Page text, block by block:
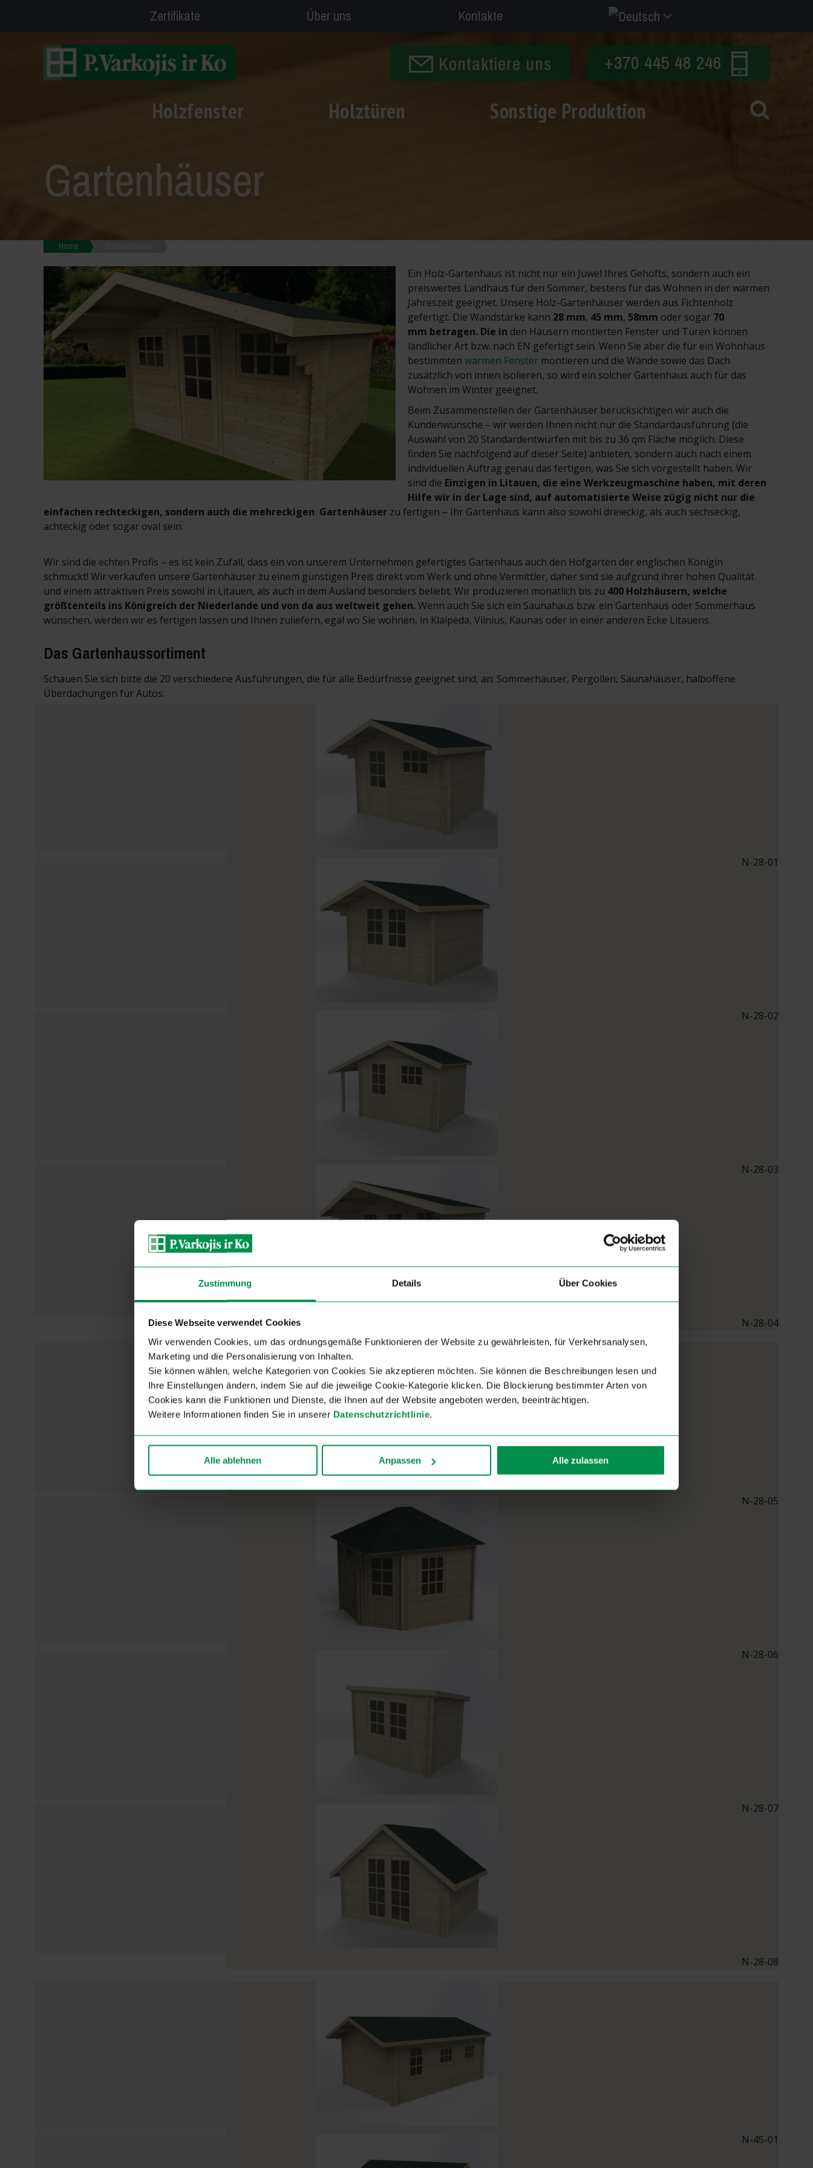
Zustimmung Details Über Cookies
Diese Webseite verwendet Cookies
Wir verwenden Cookies, um das ordnungsgemäße Funktionieren der Website zu gewährleisten, für Verkehrsanalysen,
Marketing und die Personalisierung von Inhalten.
Sie können wählen, welche Kategorien von Cookies Sie akzeptieren möchten. Sie können die Beschreibungen lesen und
Ihre Einstellungen ändern, indem Sie auf die jeweilige Cookie-Kategorie klicken. Die Blockierung bestimmter Arten von
Cookies kann die Funktionen und Dienste, die Ihnen auf der Website angeboten werden, beeinträchtigen.
Weitere Informationen finden Sie in unserer Datenschutzrichtlinie.
Alle ablehnen Anpassen Alle zulassen
Zertifikate Über uns Kontakte
Kontaktiere uns +370 445 48 246
Holzfenster Holztüren Sonstige Produktion
Gartenhäuser
Home
Ein Holz-Gartenhaus ist nicht nur ein Juwel Ihres Gehöfts, sondern auch ein
preiswertes Landhaus für den Sommer, bestens für das Wohnen in der warmen
Jahreszeit geeignet. Unsere Holz-Gartenhäuser werden aus Fichtenholz
gefertigt. Die Wandstärke kann 28 mm, 45 mm, 58mm oder sogar 70
mm betragen. Die in den Häusern montierten Fenster und Türen können
ländlicher Art bzw. nach EN gefertigt sein. Wenn Sie aber die für ein Wohnhaus
bestimmten warmen Fenster montieren und die Wände sowie das Dach
zusätzlich von innen isolieren, so wird ein solcher Gartenhaus auch für das
Wohnen im Winter geeignet.
Beim Zusammenstellen der Gartenhäuser berücksichtigen wir auch die
Kundenwünsche – wir werden Ihnen nicht nur die Standardausführung (die
Auswahl von 20 Standardentwürfen mit bis zu 36 qm Fläche möglich. Diese
finden Sie nachfolgend auf dieser Seite) anbieten, sondern auch nach einem
individuellen Auftrag genau das fertigen, was Sie sich vorgestellt haben. Wir
sind die Einzigen in Litauen, die eine Werkzeugmaschine haben, mit deren
Hilfe wir in der Lage sind, auf automatisierte Weise zügig nicht nur die
einfachen rechteckigen, sondern auch die mehreckigen Gartenhäuser zu fertigen – Ihr Gartenhaus kann also sowohl dreieckig, als auch sechseckig,
achteckig oder sogar oval sein.
Wir sind die echten Profis – es ist kein Zufall, dass ein von unserem Unternehmen gefertigtes Gartenhaus auch den Hofgarten der englischen Königin
schmückt! Wir verkaufen unsere Gartenhäuser zu einem günstigen Preis direkt vom Werk und ohne Vermittler, daher sind sie aufgrund ihrer hohen Qualität
und einem attraktiven Preis sowohl in Litauen, als auch in dem Ausland besonders beliebt. Wir produzieren monatlich bis zu 400 Holzhäusern, welche
größtenteils ins Königreich der Niederlande und von da aus weltweit gehen. Wenn auch Sie sich ein Saunahaus bzw. ein Gartenhaus oder Sommerhaus
wünschen, werden wir es fertigen lassen und Ihnen zuliefern, egal wo Sie wohnen, in Klaipėda, Vilnius, Kaunas oder in einer anderen Ecke Litauens.
Das Gartenhaussortiment
Schauen Sie sich bitte die 20 verschiedene Ausführungen, die für alle Bedürfnisse geeignet sind, an: Sommerhäuser, Pergollen, Saunahäuser, halboffene
Überdachungen für Autos:
N-28-01
N-28-02
N-28-03
N-28-04
N-28-05
N-28-06
N-28-07
N-28-08
N-45-01